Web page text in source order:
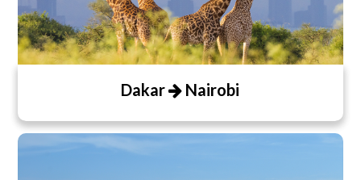
Dakar Nairobi